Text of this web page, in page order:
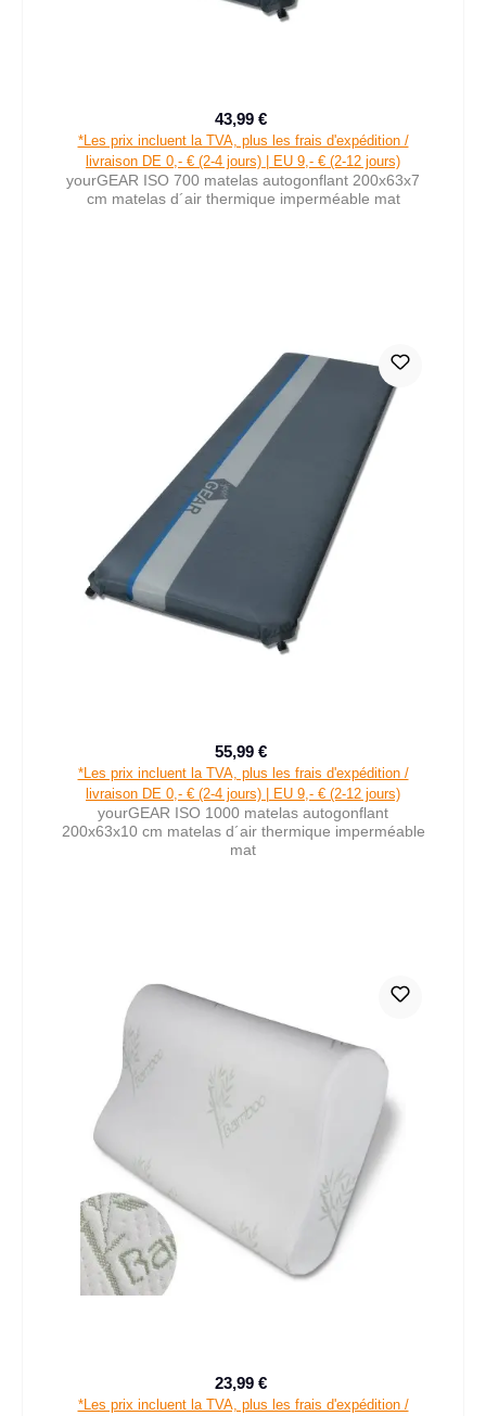
Prix de vente :
43,99 €
*Les prix incluent la TVA, plus les frais d'expédition /
livraison DE 0,- € (2-4 jours) | EU 9,- € (2-12 jours)
yourGEAR ISO 700 matelas autogonflant 200x63x7
cm matelas d´air thermique imperméable mat
Prix de vente :
55,99 €
*Les prix incluent la TVA, plus les frais d'expédition /
livraison DE 0,- € (2-4 jours) | EU 9,- € (2-12 jours)
yourGEAR ISO 1000 matelas autogonflant
200x63x10 cm matelas d´air thermique imperméable
mat
Prix de vente :
23,99 €
*Les prix incluent la TVA, plus les frais d'expédition /